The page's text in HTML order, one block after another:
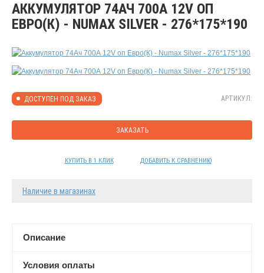
КОНТАКТЫ
АКЦИИ
АККУМУЛЯТОР 74АЧ 700А 12V ОП
ЕВРО(К) - NUMAX SILVER - 276*175*190
ДОСТУПЕН ПОД ЗАКАЗ АРТИКУЛ:
ЗАКАЗАТЬ
КУПИТЬ В 1 КЛИК ДОБАВИТЬ К СРАВНЕНИЮ
Наличие в магазинах
Описание
Условия оплаты